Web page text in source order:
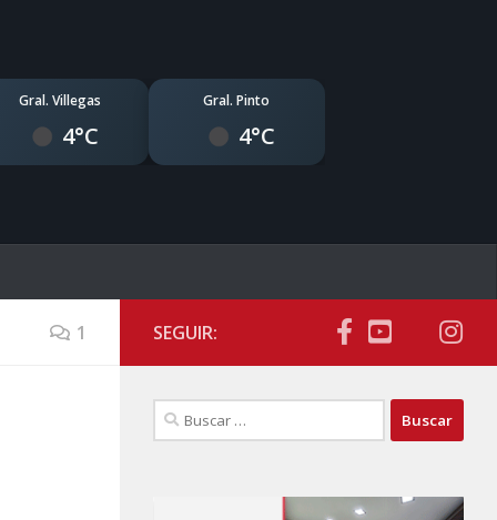
Gral. Villegas
4°C
Gral. Pinto
4°C
1 SEGUIR:
Buscar: